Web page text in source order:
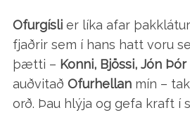
Ofurgíslier líka afar
fjaðrir sem í hans hatt voru
þætti – Konni, Bjössi, Jón Þór
auðvitað Ofurhellanmín –
orð. Þau hlýja og gefa kraft í